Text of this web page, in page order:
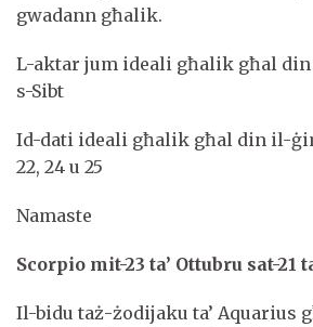
gwadann għalik.
L-aktar jum ideali għalik għal
s-Sibt
Id-dati ideali għalik għal din il-
22, 24 u 25
Namaste
Scorpio mit-23 ta’ Ottubru sat-21
Il-bidu taż-żodijaku ta’ Aquarius